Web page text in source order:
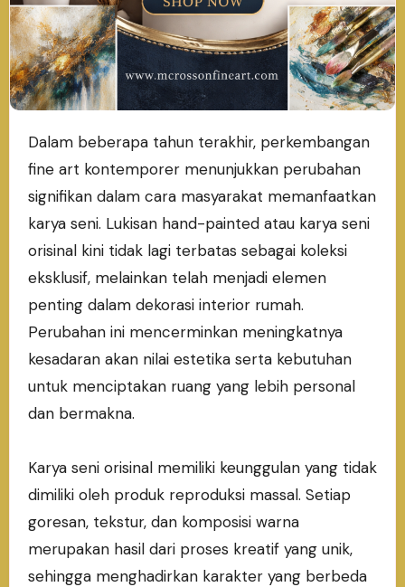
Dalam beberapa tahun terakhir, perkembangan
fine art kontemporer menunjukkan perubahan
signifikan dalam cara masyarakat memanfaatkan
karya seni. Lukisan hand-painted atau karya seni
orisinal kini tidak lagi terbatas sebagai koleksi
eksklusif, melainkan telah menjadi elemen
penting dalam dekorasi interior rumah.
Perubahan ini mencerminkan meningkatnya
kesadaran akan nilai estetika serta kebutuhan
untuk menciptakan ruang yang lebih personal
dan bermakna.
Karya seni orisinal memiliki keunggulan yang tidak
dimiliki oleh produk reproduksi massal. Setiap
goresan, tekstur, dan komposisi warna
merupakan hasil dari proses kreatif yang unik,
sehingga menghadirkan karakter yang berbeda